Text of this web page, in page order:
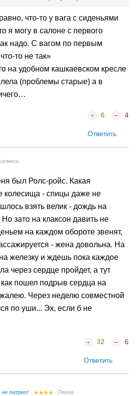
что-то у вага с сиденьями
я могу в салоне с первого
надо. С вагом по первым
то не так»
на удобном кашкаевском кресле
(проблемы старые) а в
6 4
Ответить
был Ролс-ройс. Какая
колесища - спицы даже не
взять велик - дождь на
зато на клаксон давить не
на каждом обороте звенят,
- жена довольна. На
железку и ждешь пока каждое
через сердце пройдет, а тут
как пошел подрыв сердца на
Через неделю совместной
по уши... Эх, если б не
32 6
Ответить
не патриот Пенза